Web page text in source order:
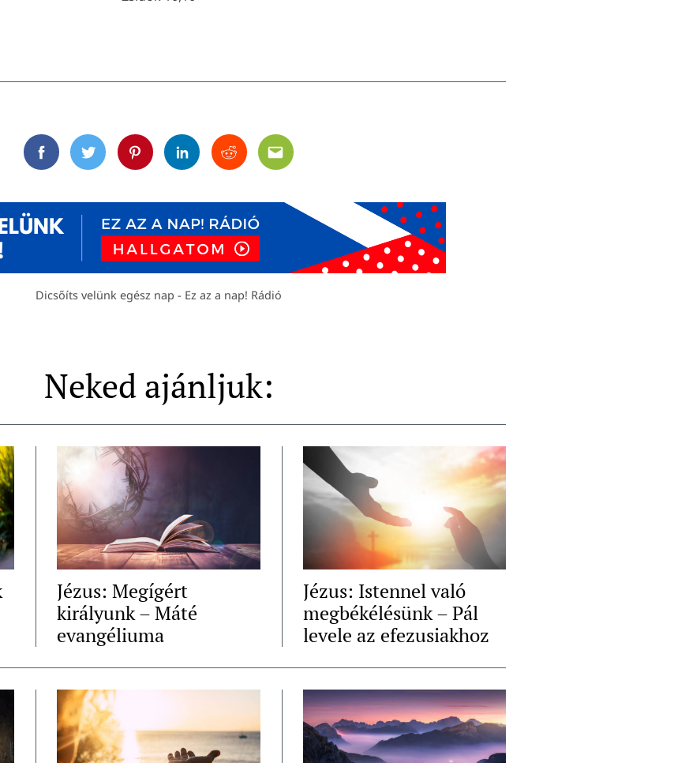
FacebookTwitterPinterestLinkedinRedditEmail
Dicsőíts velünk egész nap - Ez az a nap! Rádió
Neked ajánljuk:
Jézus: Megígért
királyunk – Máté
evangéliuma
Jézus: Istennel való
megbékélésünk – Pál
levele az efezusiakhoz